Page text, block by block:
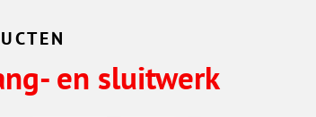
en sluitwerk